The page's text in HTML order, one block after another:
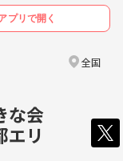
プリで開く
全国
な会
エリ